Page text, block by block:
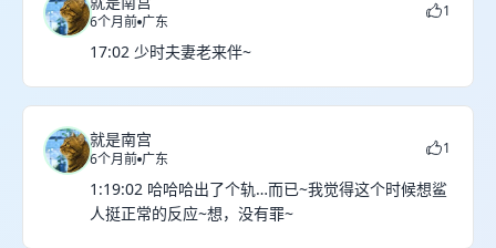
6个月前 广东
1
17:02 少时夫妻老来伴~
就是南宫
6个月前 广东
1
1:19:02 哈哈哈出了个轨…而已~我觉得这个时候想鲨
人挺正常的反应~想，没有罪~